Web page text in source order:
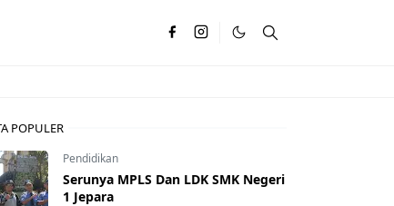
POPULER
Pendidikan
Serunya MPLS Dan LDK SMK Negeri
1 Jepara